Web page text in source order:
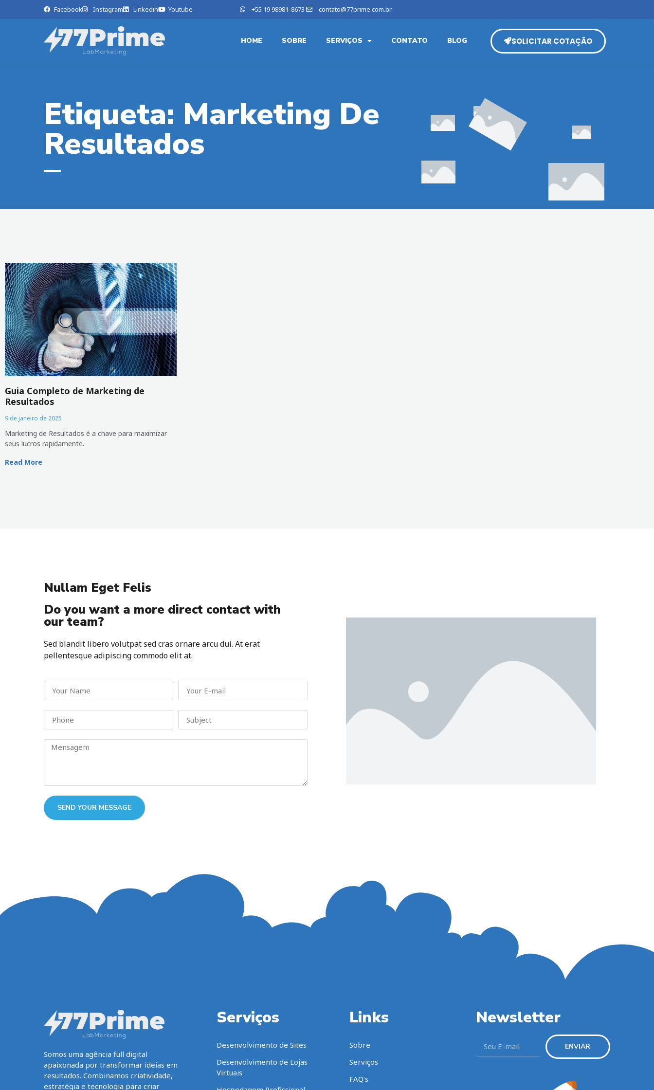
Facebook Instagram Linkedin Youtube +55 19 98981-8673 contato@77prime.com.br
HOME SOBRE SERVIÇOS CONTATO BLOG SOLICITAR COTAÇÃO
Etiqueta: Marketing De
Resultados
Guia Completo de Marketing de
Resultados
9 de janeiro de 2025
Marketing de Resultados é a chave para maximizar
seus lucros rapidamente.
Read More
Nullam Eget Felis
Do you want a more direct contact with
our team?
Sed blandit libero volutpat sed cras ornare arcu dui. At erat
pellentesque adipiscing commodo elit at.
SEND YOUR MESSAGE
Somos uma agência full digital
apaixonada por transformar ideias em
resultados. Combinamos criatividade,
estratégia e tecnologia para criar
Serviços
Desenvolvimento de Sites
Desenvolvimento de Lojas
Virtuais
Links
Sobre
Serviços
FAQ's
Newsletter
ENVIAR